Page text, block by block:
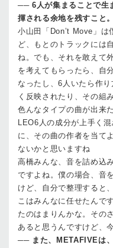
── 6人が集まることで生
揮される余地を残すこと
小山田
「Don’t Move」
ど、もとのトラックには
ね。でも、それを敢えて
を考えてもらったら、自
なったし、6人いたら作
く反映されたり、その組
色んなタイプの曲が出来
LEO6人の成分が上手く
に、その曲の作者を当て
ないかと思いますね
高橋みんな、音を詰め込
ですよね。僕の場合、音
けど、自分で整理すると
こはみんなに任せたんで
たのはまりんかな。その
あると思うんですけど、
── また、METAFIVEは